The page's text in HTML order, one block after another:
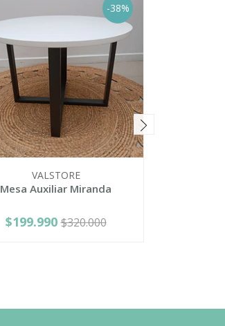
-38%
VALSTORE
Mesa Auxiliar Miranda
+
$199.990 $320.000